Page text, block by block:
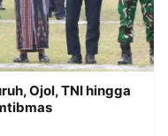
Ojol, TNI hingga